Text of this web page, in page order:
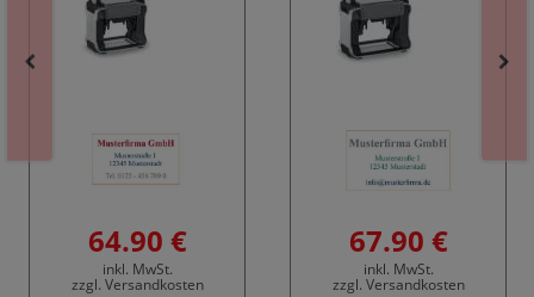
64.90 €
inkl. MwSt.
zzgl. Versandkosten
67.90 €
inkl. MwSt.
zzgl. Versandkosten